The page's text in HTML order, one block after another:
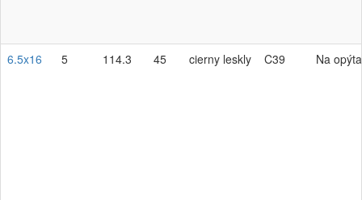
6.5x16 5 114.3 45 cierny leskly C39 Na